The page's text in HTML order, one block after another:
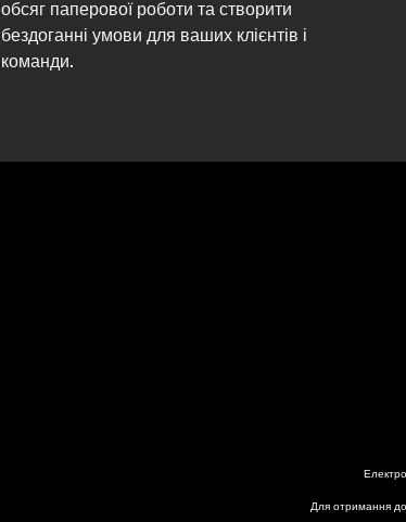
обсяг паперової роботи та створити
бездоганні умови для ваших клієнтів і
команди.
Для отримання